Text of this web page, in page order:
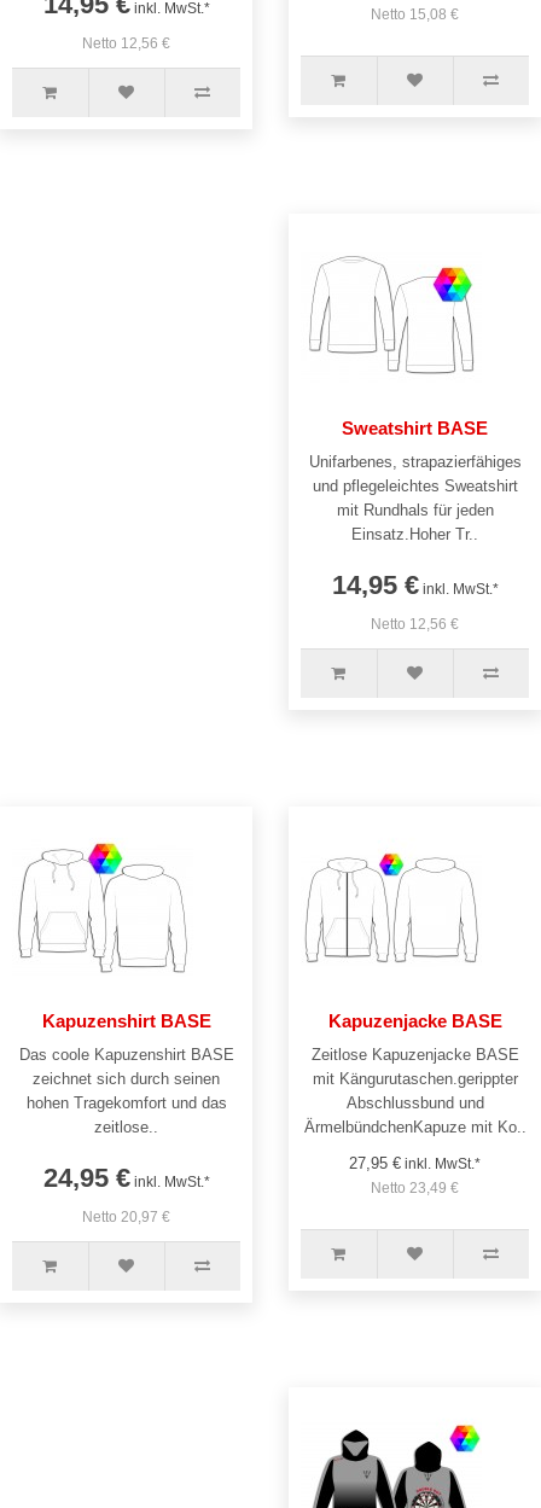
inkl. MwSt.*
Netto 12,56 €
Netto 15,08 €
Sweatshirt BASE
Unifarbenes, strapazierfähiges
und pflegeleichtes Sweatshirt
mit Rundhals für jeden
Einsatz.Hoher Tr..
14,95 €inkl. MwSt.*
Netto 12,56 €
Kapuzenshirt BASE
Das coole Kapuzenshirt BASE
zeichnet sich durch seinen
hohen Tragekomfort und das
zeitlose..
24,95 €inkl. MwSt.*
Netto 20,97 €
Kapuzenjacke BASE
Zeitlose Kapuzenjacke BASE
mit Kängurutaschen.gerippter
Abschlussbund und
ÄrmelbündchenKapuze mit Ko..
27,95 € inkl. MwSt.*
Netto 23,49 €